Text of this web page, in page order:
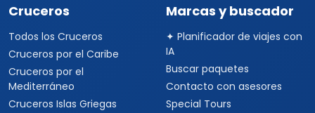
Cruceros
Todos los Cruceros
Cruceros por el Caribe
Cruceros por el
Mediterráneo
Cruceros Islas Griegas
Marcas y buscador
✦ Planificador de viajes con
IA
Buscar paquetes
Contacto con asesores
Special Tours